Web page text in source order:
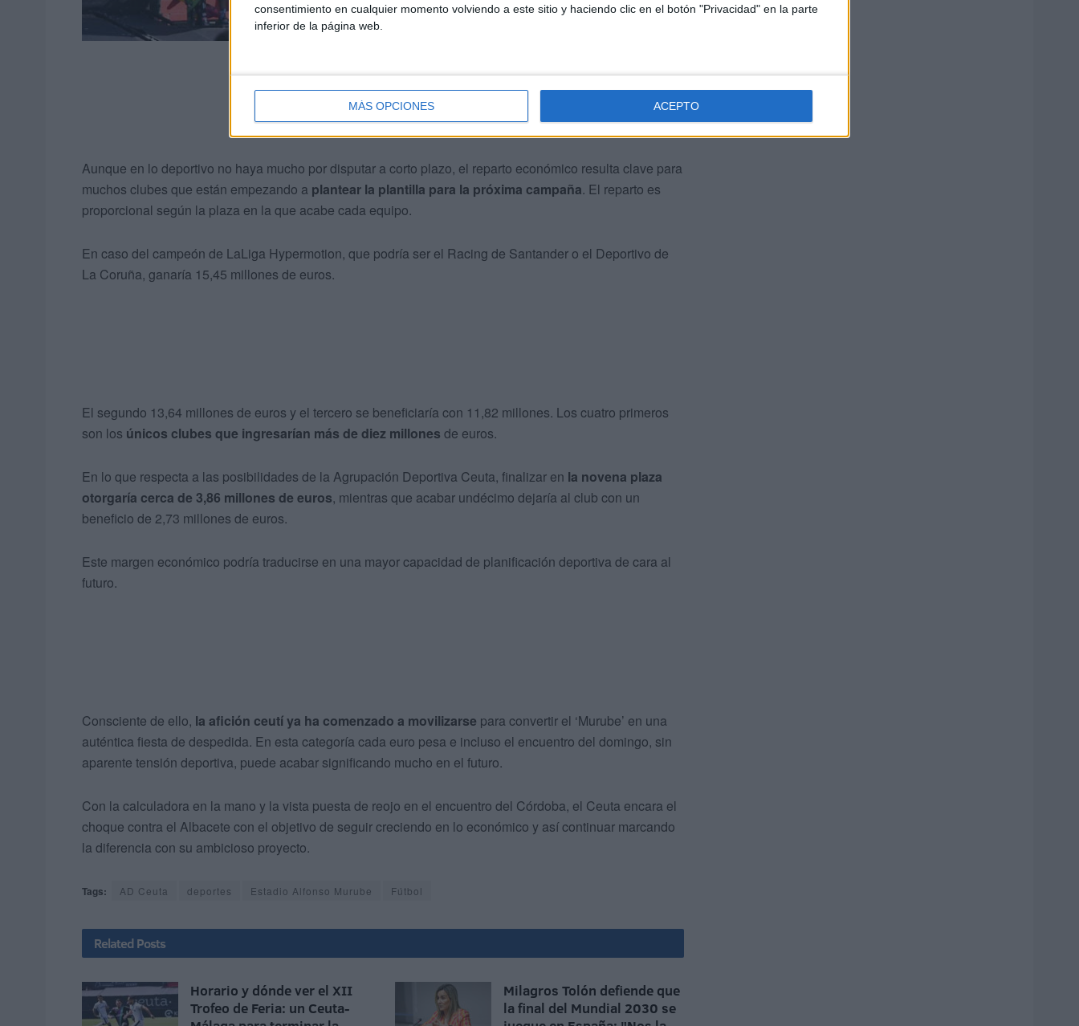
consentimiento en cualquier momento volviendo a este sitio y haciendo clic en el botón "Privacidad" en la parte
inferior de la página web.
MÁS OPCIONES ACEPTO
Aunque en lo deportivo no haya mucho por disputar a corto plazo, el reparto económico resulta clave para
muchos clubes que están empezando a plantear la plantilla para la próxima campaña. El reparto es
proporcional según la plaza en la que acabe cada equipo.
En caso del campeón de LaLiga Hypermotion, que podría ser el Racing de Santander o el Deportivo de
La Coruña, ganaría 15,45 millones de euros.
El segundo 13,64 millones de euros y el tercero se beneficiaría con 11,82 millones. Los cuatro primeros
son los únicos clubes que ingresarían más de diez millones de euros.
En lo que respecta a las posibilidades de la Agrupación Deportiva Ceuta, finalizar en la novena plaza
otorgaría cerca de 3,86 millones de euros, mientras que acabar undécimo dejaría al club con un
beneficio de 2,73 millones de euros.
Este margen económico podría traducirse en una mayor capacidad de planificación deportiva de cara al
futuro.
Consciente de ello, la afición ceutí ya ha comenzado a movilizarse para convertir el ‘Murube’ en una
auténtica fiesta de despedida. En esta categoría cada euro pesa e incluso el encuentro del domingo, sin
aparente tensión deportiva, puede acabar significando mucho en el futuro.
Con la calculadora en la mano y la vista puesta de reojo en el encuentro del Córdoba, el Ceuta encara el
choque contra el Albacete con el objetivo de seguir creciendo en lo económico y así continuar marcando
la diferencia con su ambicioso proyecto.
Tags: AD Ceuta deportes Estadio Alfonso Murube Fútbol
Related Posts
Horario y dónde ver el XII
Trofeo de Feria: un Ceuta-
Milagros Tolón defiende que
la final del Mundial 2030 se